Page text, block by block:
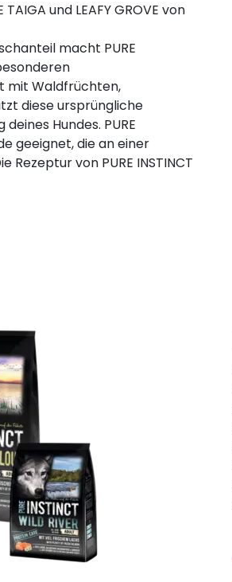
und LEAFY GROVE von
macht PURE
mit Waldfrüchten,
diese ursprüngliche
Hundes. PURE
geeignet, die an einer
von PURE INSTINCT